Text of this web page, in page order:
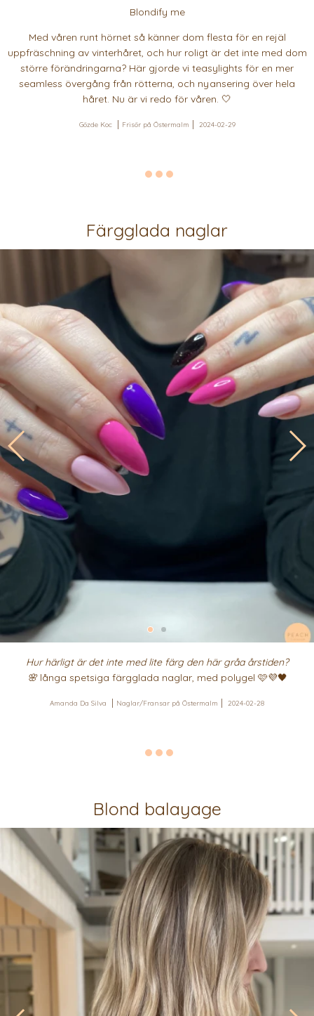
Blondify me
Med våren runt hörnet så känner dom flesta för en rejäl
uppfräschning av vinterhåret, och hur roligt är det inte med dom
större förändringarna? Här gjorde vi teasylights för en mer
seamless övergång från rötterna, och nyansering över hela
håret. Nu är vi redo för våren. 🤍
Gözde Koc Frisör på Östermalm 2024-02-29
Färgglada naglar
Hur härligt är det inte med lite färg den här gråa årstiden?
🌸 långa spetsiga färgglada naglar, med polygel 🩷💜🖤
Amanda Da Silva Naglar/Fransar på Östermalm 2024-02-28
Blond balayage